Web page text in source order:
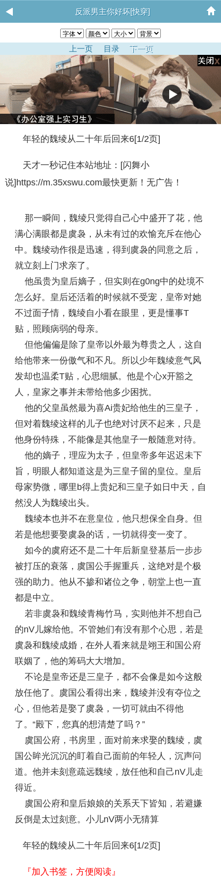
反派男主你好坏[快穿]
上一页 目录 下一页
年轻的魏绫从二十年后回来6[1/2页]
天才一秒记住本站地址：[闪舞小
说]https://m.35xswu.com最快更新！无广告！
那一瞬间，魏绫只觉得自己心中盛开了花，他
满心满眼都是虞袅，从未有过的欢愉充斥在他心
中。魏绫动作很是迅速，得到虞袅的同意之后，
就立刻上门求亲了。
他虽贵为皇后嫡子，但实则在g0ng中的处境不
怎么好。皇后还活着的时候就不受宠，皇帝对她
不过面子情，魏绫自小看在眼里，更是懂事T
贴，照顾病弱的母亲。
但他偏偏是除了皇帝以外最为尊贵之人，这自
给他带来一份傲气和不凡。所以少年魏绫意气风
发却也温柔T贴，心思细腻。他是个心x开豁之
人，皇家之事并未带给他多少困扰。
他的父皇虽然最为喜Ai贵妃给他生的三皇子，
但对着魏绫这样的儿子也绝对讨厌不起来，只是
他身份特殊，不能像是其他皇子一般随意对待。
他的嫡子，理应为太子，但皇帝多年迟迟未下
旨，明眼人都知道这是为三皇子留的皇位。皇后
母家势微，哪里b得上贵妃和三皇子如日中天，自
然没人为魏绫出头。
魏绫本也并不在意皇位，他只想保全自身。但
若是他想要娶虞袅的话，一切就得变一变了。
如今的虞府还不是二十年后新皇登基后一步步
被打压的衰落，虞国公手握重兵，这绝对是个极
强的助力。他从不掺和诸位之争，朝堂上也一直
都是中立。
若非虞袅和魏绫青梅竹马，实则他并不想自己
的nV儿嫁给他。不管她们有没有那个心思，若是
虞袅和魏绫成婚，在外人看来就是翊王和国公府
联姻了，他的筹码大大增加。
不论是皇帝还是三皇子，都不会像是如今这般
放任他了。虞国公看得出来，魏绫并没有夺位之
心，但他若是娶了虞袅，一切可就由不得他
了。“殿下，您真的想清楚了吗？”
虞国公府，书房里，面对前来求娶的魏绫，虞
国公眸光沉沉的盯着自己面前的年轻人，沉声问
道。他并未刻意疏远魏绫，放任他和自己nV儿走
得近。
虞国公府和皇后娘娘的关系天下皆知，若避嫌
反倒是太过刻意。小儿nV两小无猜算
年轻的魏绫从二十年后回来6[1/2页]
『加入书签，方便阅读』